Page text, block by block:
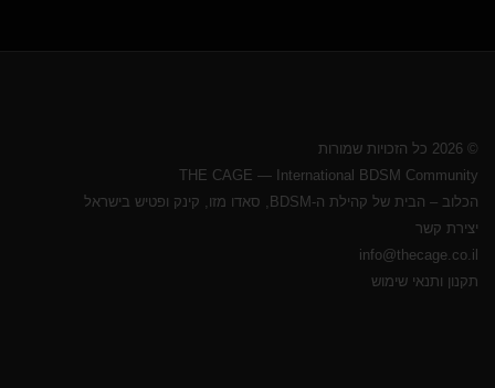
© 2026 כל הזכויות שמורות
THE CAGE — International BDSM Community
הכלוב – הבית של קהילת ה-BDSM, סאדו מזו, קינק ופטיש בישראל
יצירת קשר
info@thecage.co.il
תקנון ותנאי שימוש